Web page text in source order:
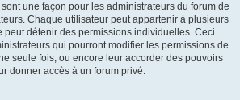
une façon pour les administrateurs du forum de
Chaque utilisateur peut appartenir à plusieurs
peut détenir des permissions individuelles. Ceci
qui pourront modifier les permissions de
seule fois, ou encore leur accorder des pouvoirs
donner accès à un forum privé.